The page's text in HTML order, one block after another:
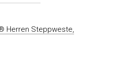
Herren Steppweste,